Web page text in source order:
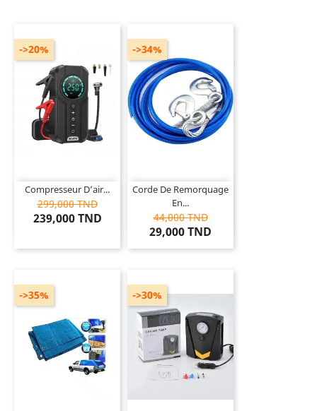
Compresseur D’air...
299,000 TND
239,000 TND
->20%
Corde De Remorquage
En...
44,000 TND
29,000 TND
->34%
->35% ->30%